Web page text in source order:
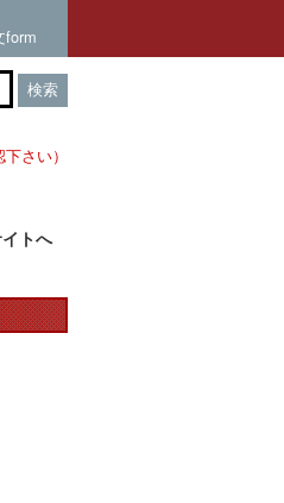
form
検索
さい）
トへ